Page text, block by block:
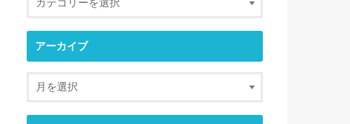
アーカイブ